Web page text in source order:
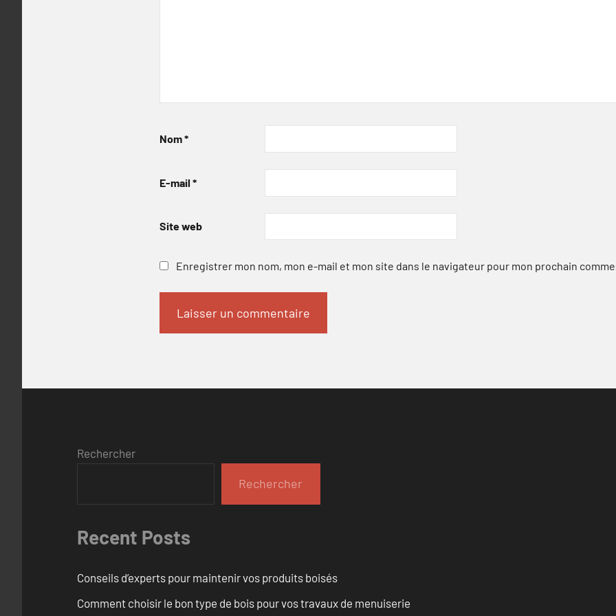
Nom*
E-mail *
Site web
Enregistrer mon nom, mon e-mail et mon site dans le navigateur pour mon prochain
Rechercher
Rechercher
Recent Posts
Conseils d’experts pour maintenir vos produits boisés
Comment choisir le bon type de bois pour vos travaux de menuiserie